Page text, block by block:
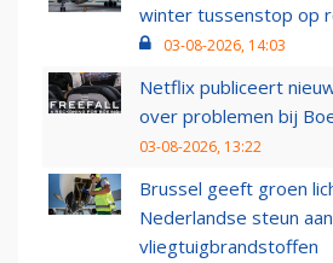
winter tussenstop op
03-08-2026, 14:03
Netflix publiceert
over problemen bij
03-08-2026, 13:22
Brussel geeft groen
Nederlandse steun
vliegtuigbrandstoffen